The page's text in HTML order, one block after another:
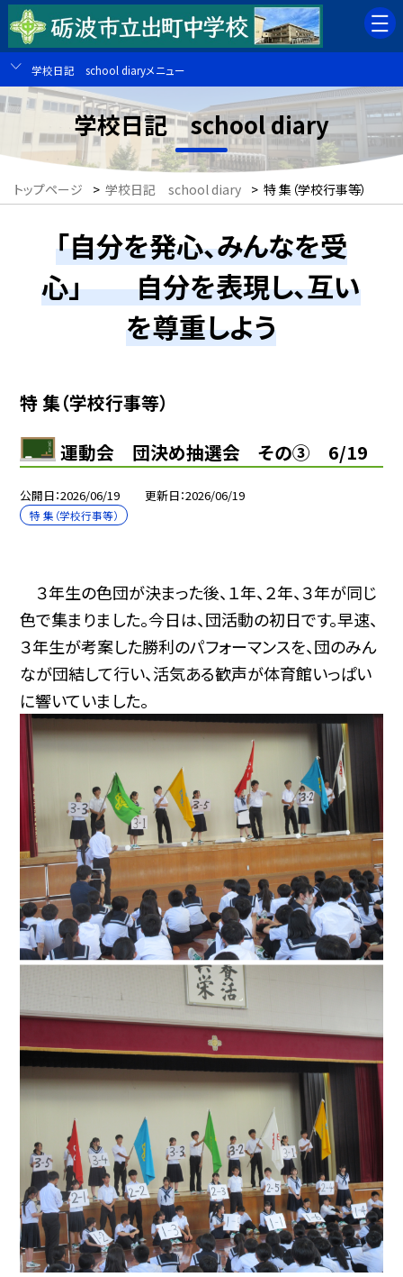
学校日記 school diaryメニュー
学校日記 school diary
トップページ > 学校日記 school diary > 特 集（学校行事等）
「自分を発心、みんなを受
心」 自分を表現し、互い
を尊重しよう
特 集（学校行事等）
運動会 団決め抽選会 その③ 6/19
公開日 2026/06/19 更新日 2026/06/19
特 集（学校行事等）
３年生の色団が決まった後、１年、２年、３年が同じ
色で集まりました。今日は、団活動の初日です。早速、
３年生が考案した勝利のパフォーマンスを、団のみん
なが団結して行い、活気ある歓声が体育館いっぱい
に響いていました。